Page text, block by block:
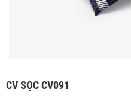
CV SỌC CV091